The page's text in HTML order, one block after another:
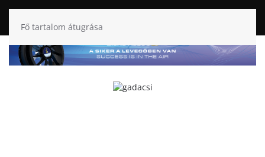
Fő tartalom átugrása